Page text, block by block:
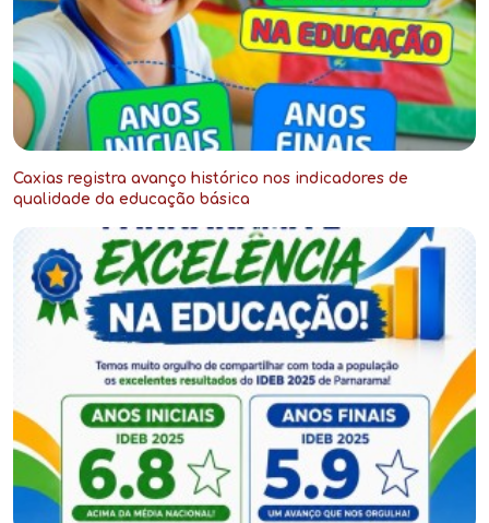
Caxias registra avanço histórico nos indicadores de
qualidade da educação básica